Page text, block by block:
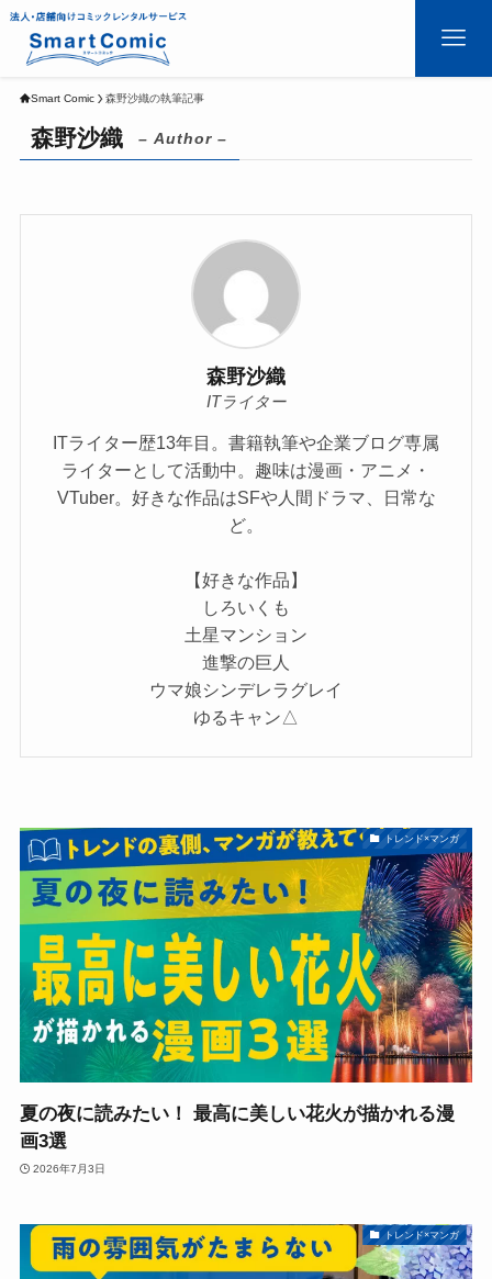
Smart Comic 森野沙織の執筆記事
森野沙織 – Author –
森野沙織
ITライター
ITライター歴13年目。書籍執筆や企業ブログ専属
ライターとして活動中。趣味は漫画・アニメ・
VTuber。好きな作品はSFや人間ドラマ、日常な
ど。
【好きな作品】
しろいくも
土星マンション
進撃の巨人
ウマ娘シンデレラグレイ
ゆるキャン△
トレンド×マンガ
夏の夜に読みたい！ 最高に美しい花火が描かれる漫
画3選
2026年7月3日
トレンド×マンガ